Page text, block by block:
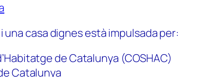
una casa dignes està impulsada per:
de Catalunya (COSHAC)
Catalunya